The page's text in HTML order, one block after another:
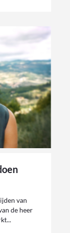
van
de heer